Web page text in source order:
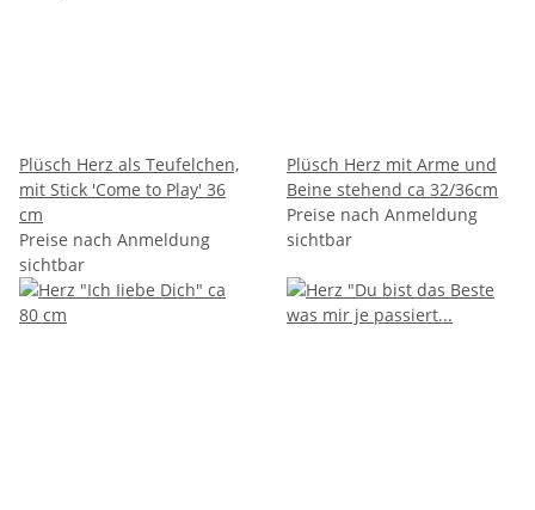
Plüsch Herz als Teufelchen,
mit Stick 'Come to Play' 36
cm
Preise nach Anmeldung
sichtbar
Plüsch Herz mit Arme und
Beine stehend ca 32/36cm
Preise nach Anmeldung
sichtbar